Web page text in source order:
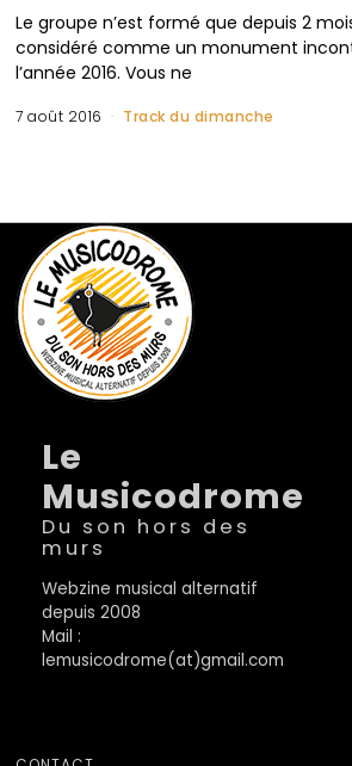
Le groupe n’est formé que depuis 2
considéré comme un monument
l’année 2016. Vous ne
7 août 2016 Track du dimanche
Le
Musicodrome
Du son hors des
murs
Webzine musical alternatif
depuis 2008
Mail :
lemusicodrome(at)gmail.com